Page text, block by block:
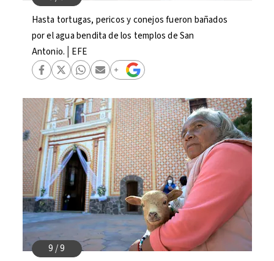
Hasta tortugas, pericos y conejos fueron bañados
por el agua bendita de los templos de San
Antonio.│EFE